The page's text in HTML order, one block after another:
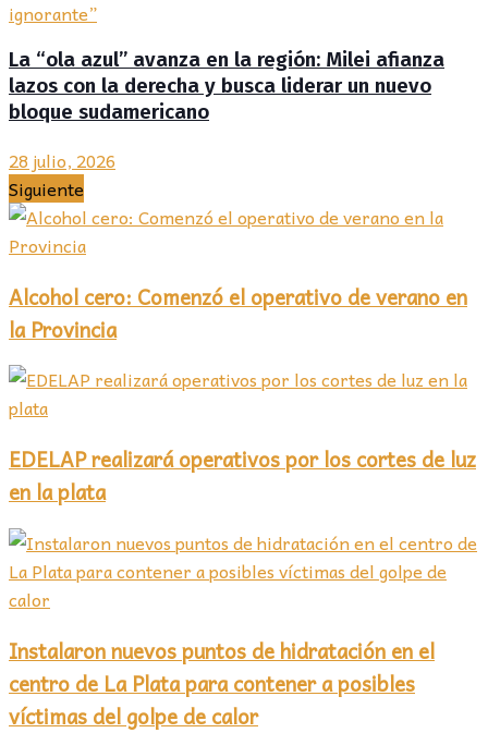
La “ola azul” avanza en la región: Milei afianza
lazos con la derecha y busca liderar un nuevo
bloque sudamericano
28 julio, 2026
Siguiente
Alcohol cero: Comenzó el operativo de verano en
la Provincia
EDELAP realizará operativos por los cortes de luz
en la plata
Instalaron nuevos puntos de hidratación en el
centro de La Plata para contener a posibles
víctimas del golpe de calor